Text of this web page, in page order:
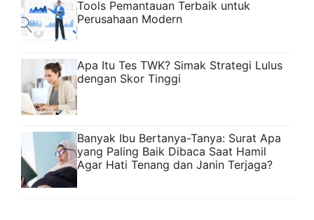
Tools Pemantauan Terbaik untuk
Perusahaan Modern
Apa Itu Tes TWK? Simak Strategi Lulus
dengan Skor Tinggi
Banyak Ibu Bertanya-Tanya: Surat Apa
yang Paling Baik Dibaca Saat Hamil
Agar Hati Tenang dan Janin Terjaga?